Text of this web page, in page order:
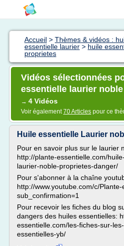
Accueil > Thèmes & vidéos :
essentielle laurier > huile
proprietes
Vidéos sélectionnées
essentielle laurier
→ 4 Vidéos
Voir également70 Articles pour ce
Huile essentielle Laurier
Pour en savoir plus sur le laurier
http://plante-essentielle.com/
laurier-noble-proprietes-danger/
Pour s'abonner à la chaîne
http://www.youtube.com/c/
sub_confirmation=1
Pour recevoir les fiches du blog
dangers des huiles essentielles:
essentielle.com/les-fiches-sur-
essentielles-yb/